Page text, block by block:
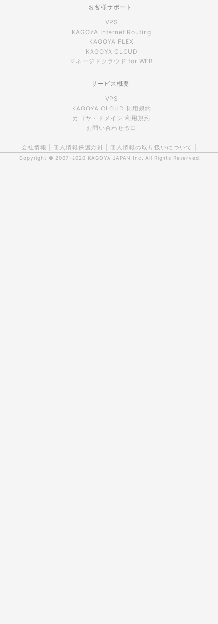
お客様サポート
VPS
KAGOYA Internet Routing
KAGOYA FLEX
KAGOYA CLOUD
マネージドクラウド for WEB
サービス概要
VPS
KAGOYA CLOUD 利用規約
カゴヤ・ドメイン 利用規約
お問い合わせ窓口
会社情報 個人情報保護方針 個人情報の取り扱いについて
Copyright © 2007-2020 KAGOYA JAPAN Inc. All Rights Reserved.